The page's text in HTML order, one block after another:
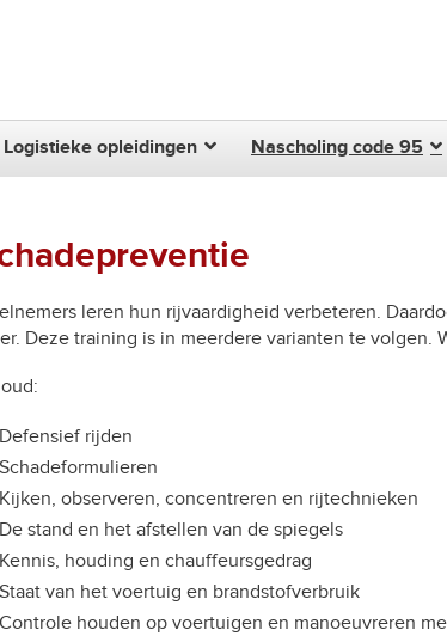
Logistieke opleidingen Nascholing code 95
leren hun rijvaardigheid verbeteren.
Deze training is in meerdere varianten te volgen.
Defensief rijden
Schadeformulieren
Kijken, observeren, concentreren en rijtechnieken
De stand en het afstellen van de spiegels
Kennis, houding en chauffeursgedrag
Staat van het voertuig en brandstofverbruik
Controle houden op voertuigen en manoeuvreren